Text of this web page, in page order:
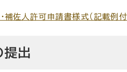
補佐人許可申請書様式（記載例
提出